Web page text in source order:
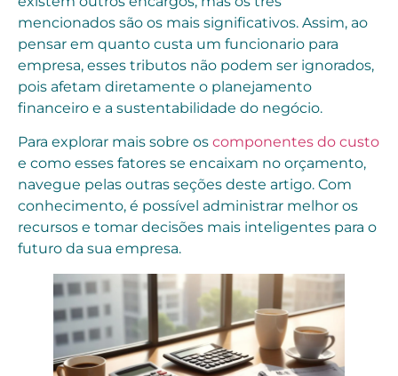
mencionados são os mais significativos. Assim, ao
pensar em quanto custa um funcionario para
empresa, esses tributos não podem ser ignorados,
pois afetam diretamente o planejamento
financeiro e a sustentabilidade do negócio.
Para explorar mais sobre os componentes do custo
e como esses fatores se encaixam no orçamento,
navegue pelas outras seções deste artigo. Com
conhecimento, é possível administrar melhor os
recursos e tomar decisões mais inteligentes para o
futuro da sua empresa.